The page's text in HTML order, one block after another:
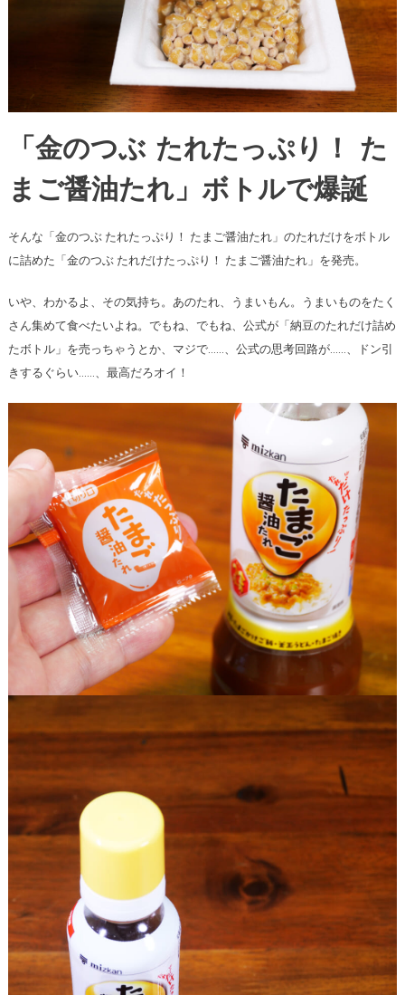
「金のつぶ たれたっぷり！ た
まご醤油たれ」ボトルで爆誕
そんな「金のつぶ たれたっぷり！ たまご醤油たれ」のたれだけをボトル
に詰めた「金のつぶ たれだけたっぷり！ たまご醤油たれ」を発売。
いや、わかるよ、その気持ち。あのたれ、うまいもん。うまいものをたく
さん集めて食べたいよね。でもね、でもね、公式が「納豆のたれだけ詰め
たボトル」を売っちゃうとか、マジで……、公式の思考回路が……、ドン引
きするぐらい……、最高だろオイ！